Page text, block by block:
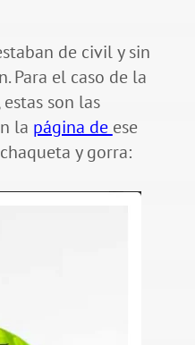
de civil y sin
Para el caso de la
son las
la página de ese
y gorra: